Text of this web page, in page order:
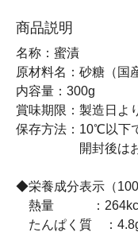
商品説明
名称：蜜漬
原材料名：砂糖（国
内容量：300g
賞味期限：製造日よ
保存方法：10℃以下
開封後はお早め
◆栄養成分表示（
熱量 ：
たんぱく質 ：